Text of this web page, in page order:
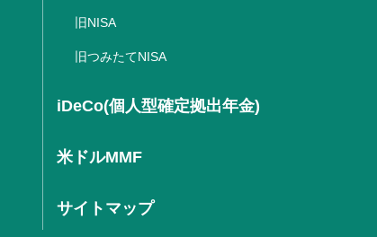
旧NISA
旧つみたてNISA
iDeCo(個人型確定拠出年金)
米ドルMMF
サイトマップ